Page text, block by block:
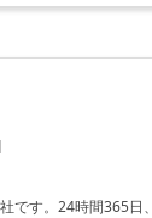
です。24時間365日